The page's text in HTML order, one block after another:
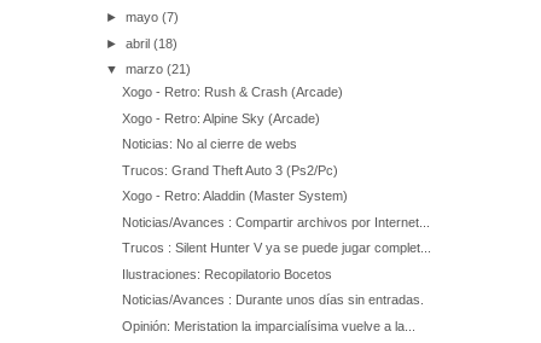
►mayo(7)
►abril(18)
▼marzo(21)
Xogo - Retro: Rush & Crash (Arcade)
Xogo - Retro: Alpine Sky (Arcade)
Noticias: No al cierre de webs
Trucos: Grand Theft Auto 3 (Ps2/Pc)
Xogo - Retro: Aladdin (Master System)
Noticias/Avances : Compartir archivos por Internet...
Trucos : Silent Hunter V ya se puede jugar complet...
Ilustraciones: Recopilatorio Bocetos
Noticias/Avances : Durante unos días sin entradas.
Opinión: Meristation la imparcialísima vuelve a la...